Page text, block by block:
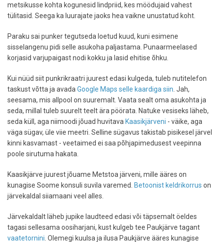
metsikusse kohta kogunesid lindpriid, kes möödujaid vahest
tülitasid. Seega ka luurajate jaoks hea vaikne unustatud koht.
Paraku sai punker tegutseda loetud kuud, kuni esimene
sisselangenu pidi selle asukoha paljastama. Punaarmeelased
korjasid varjupaigast nodi kokku ja lasid ehitise õhku.
Kui nüüd siit punkrikraatri juurest edasi kulgeda, tuleb nutitelefon
taskust võtta ja avada Google Maps selle kaardiga siin . Jah,
seesama, mis allpool on suuremalt. Vaata sealt oma asukohta ja
seda, millal tuleb suurelt teelt ära pöörata. Natuke vesiseks läheb,
seda küll, aga niimoodi jõuad huvitava Kaasikjärveni - väike, aga
väga sügav, üle viie meetri. Selline sügavus takistab pisikesel järvel
kinni kasvamast - veetaimed ei saa põhjapimedusest veepinna
poole sirutuma hakata.
Kaasikjärve juurest jõuame Metstoa järveni, mille ääres on
kunagise Soome konsuli suvila varemed.
Betoonist keldrikorrus on
järvekaldal siiamaani veel alles.
Järvekaldalt läheb jupike laudteed edasi või täpsemalt öeldes
tagasi sellesama oosiharjani, kust kulgeb tee Paukjärve tagant
vaatetornini . Olemegi kuulsa ja ilusa Paukjärve ääres kunagise